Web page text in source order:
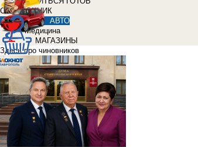
СПРАВОЧНИК
АВТО
Медицина
МАГАЗИНЫ
Здесь про чиновников